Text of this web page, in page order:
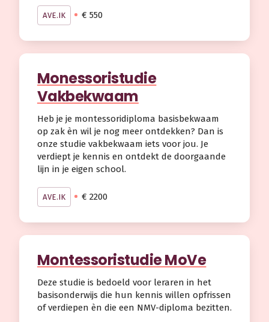
AVE.IK € 550
Monessoristudie
Vakbekwaam
Heb je je montessoridiploma basisbekwaam
op zak èn wil je nog meer ontdekken? Dan is
onze studie vakbekwaam iets voor jou. Je
verdiept je kennis en ontdekt de doorgaande
lijn in je eigen school.
AVE.IK € 2200
Montessoristudie MoVe
Deze studie is bedoeld voor leraren in het
basisonderwijs die hun kennis willen opfrissen
of verdiepen èn die een NMV-diploma bezitten.